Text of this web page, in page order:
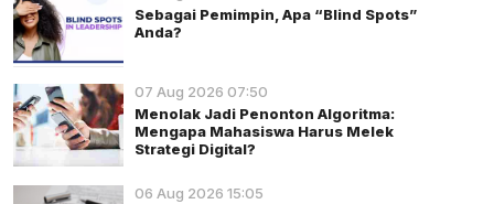
Sebagai Pemimpin, Apa “Blind Spots”
Anda?
07 Aug 2026 07:50
Menolak Jadi Penonton Algoritma:
Mengapa Mahasiswa Harus Melek
Strategi Digital?
06 Aug 2026 15:05